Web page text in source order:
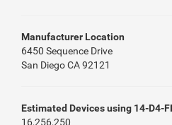
Manufacturer Location
6450 Sequence Drive
San Diego CA 92121
Estimated Devices using 14-D4-
16,256,250